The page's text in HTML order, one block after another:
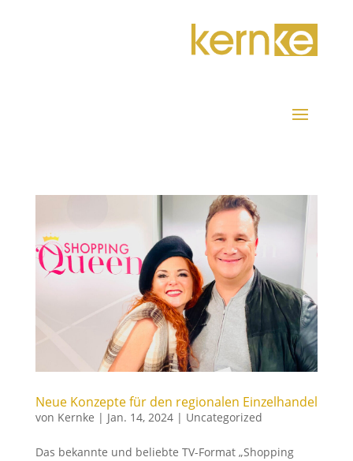
Neue Konzepte für den regionalen Einzelhandel
von Kernke | Jan. 14, 2024| Uncategorized
Das bekannte und beliebte TV-Format „Shopping